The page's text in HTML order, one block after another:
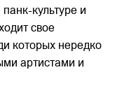
панк-культуре и
свое
которых нередко
артистами и